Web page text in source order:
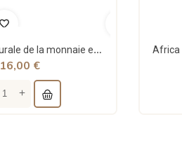
Théorie structurale de la monnaie et applications - Jean Rémy - Sigest
16,00 €